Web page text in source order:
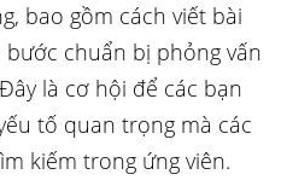
bao gồm cách viết bài
bước chuẩn bị phỏng vấn
là cơ hội để các bạn
tố quan trọng mà các
kiếm trong ứng viên.